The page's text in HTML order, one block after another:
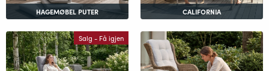
HAGEMØBEL PUTER CALIFORNIA
Salg - Få igjen